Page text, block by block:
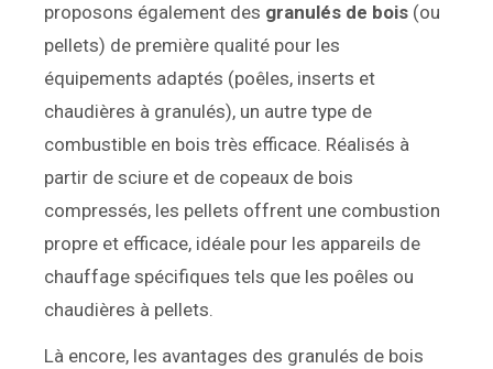
proposons également des granulés de bois (ou
pellets) de première qualité pour les
équipements adaptés (poêles, inserts et
chaudières à granulés), un autre type de
combustible en bois très efficace. Réalisés à
partir de sciure et de copeaux de bois
compressés, les pellets offrent une combustion
propre et efficace, idéale pour les appareils de
chauffage spécifiques tels que les poêles ou
chaudières à pellets.
Là encore, les avantages des granulés de bois